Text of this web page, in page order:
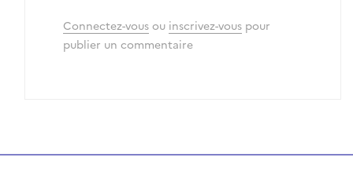
Connectez-vousou inscrivez-vous pour
publier un commentaire